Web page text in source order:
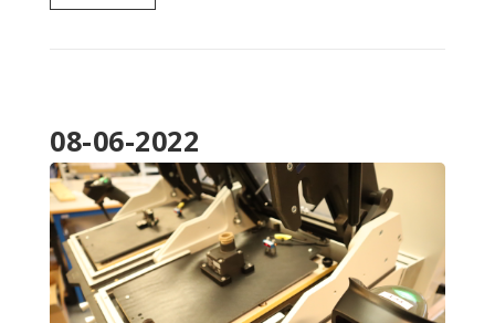
08-06-2022
IMG_1216.JPG